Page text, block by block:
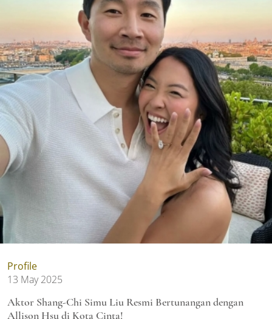
Profile
13 May 2025
Aktor Shang-Chi Simu Liu Resmi Bertunangan dengan
Allison Hsu di Kota Cinta!